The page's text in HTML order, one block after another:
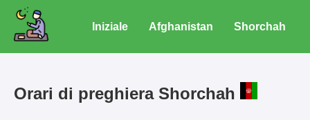
Iniziale Afghanistan Shorchah
Orari di preghiera Shorchah